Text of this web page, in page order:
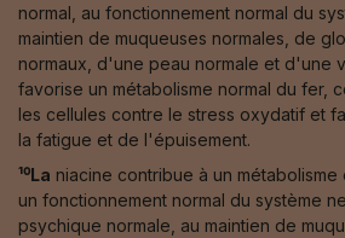
normal, au fonctionnement normal du
maintien de muqueuses normales, de
normaux, d'une peau normale et d'une
favorise un métabolisme normal du fer,
les cellules contre le stress oxydatif et
la fatigue et de l'épuisement.
¹⁰La niacine contribue à un
un fonctionnement normal du système
psychique normale, au maintien de